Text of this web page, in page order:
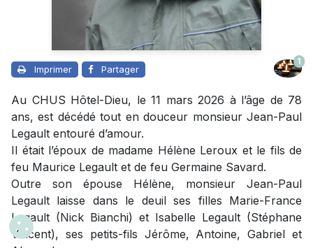
Imprimer Partager
1
Au CHUS Hôtel-Dieu, le 11 mars 2026 à l’âge de 78
ans, est décédé tout en douceur monsieur Jean-Paul
Legault entouré d’amour.
Il était l’époux de madame Hélène Leroux et le fils de
feu Maurice Legault et de feu Germaine Savard.
Outre son épouse Hélène, monsieur Jean-Paul
Legault laisse dans le deuil ses filles Marie-France
Legault (Nick Bianchi) et Isabelle Legault (Stéphane
Vincent), ses petits-fils Jérôme, Antoine, Gabriel et